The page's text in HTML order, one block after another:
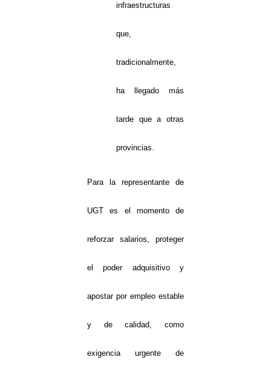
infraestructuras
que,
tradicionalmente,
ha llegado más
tarde que a otras
provincias.
Para la representante de
UGT es el momento de
reforzar salarios, proteger
el poder adquisitivo y
apostar por empleo estable
y de calidad, como
exigencia urgente de